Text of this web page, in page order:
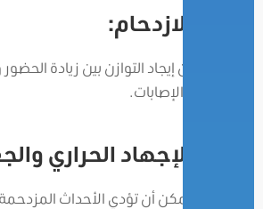
الازدحام:
إن إيجاد التوازن بين زيادة
والإصابات.
الإجهاد الحراري
يمكن أن تؤدي الأحداث